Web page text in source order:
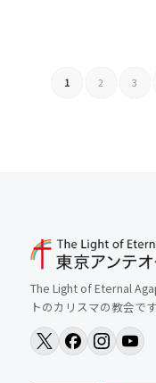
1 2 3
The Light of Eternal
トのカリスマの教会で